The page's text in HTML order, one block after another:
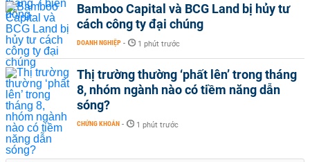
Bamboo Capital và BCG Land bị hủy tư
cách công ty đại chúng
DOANH NGHIỆP - 1 phút trước
Thị trường thường ‘phất lên’ trong tháng
8, nhóm ngành nào có tiềm năng dẫn
sóng?
CHỨNG KHOÁN - 1 phút trước